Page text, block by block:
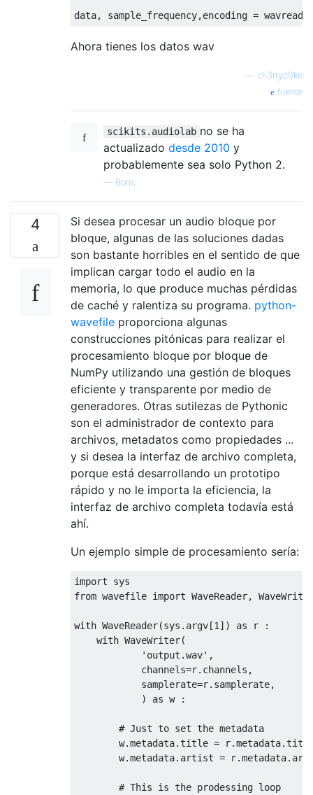
Ahora tienes los datos wav
ch3rryc0ke
fuente
scikits.audiolab no se ha
actualizado desde 2010 y
probablemente sea solo Python 2.
— Boris
4
Si desea procesar un audio bloque por
bloque, algunas de las soluciones dadas
son bastante horribles en el sentido de que
implican cargar todo el audio en la
memoria, lo que produce muchas pérdidas
de caché y ralentiza su programa. python-
wavefile proporciona algunas
construcciones pitónicas para realizar el
procesamiento bloque por bloque de
NumPy utilizando una gestión de bloques
eficiente y transparente por medio de
generadores. Otras sutilezas de Pythonic
son el administrador de contexto para
archivos, metadatos como propiedades ...
y si desea la interfaz de archivo completa,
porque está desarrollando un prototipo
rápido y no le importa la eficiencia, la
interfaz de archivo completa todavía está
ahí.
Un ejemplo simple de procesamiento sería:
import
from wavefile import WaveReader,
with WaveReader(sys.argv[1 ]) as r :
with WaveWriter(
'output.wav' ,
            channels=r.channels,
            samplerate=r.samplerate,
            )
as w :
# Just to set the metadata
w.metadata.title =
w.metadata.artist =
# This is the prodessing loop